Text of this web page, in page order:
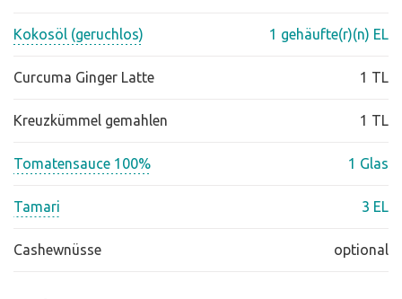
Kokosöl (geruchlos) 1 gehäufte(r)(n) EL
Curcuma Ginger Latte 1 TL
Kreuzkümmel gemahlen 1 TL
Tomatensauce 100% 1 Glas
Tamari 3 EL
Cashewnüsse optional